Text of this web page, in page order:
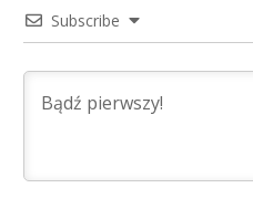
Subscribe